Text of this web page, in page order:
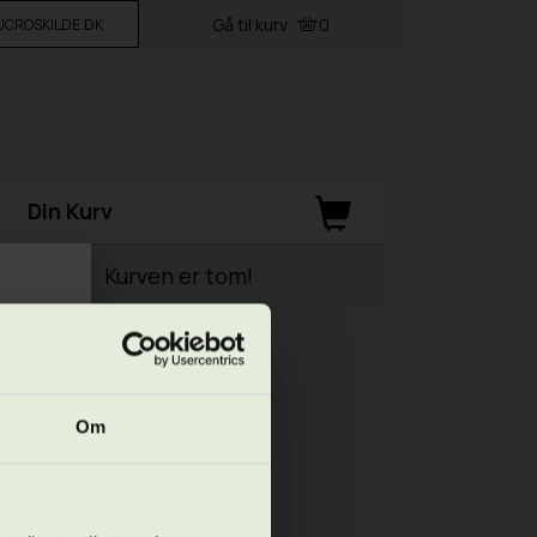
Om
Gå til kurv 0
Din Kurv
Kurven er tom!